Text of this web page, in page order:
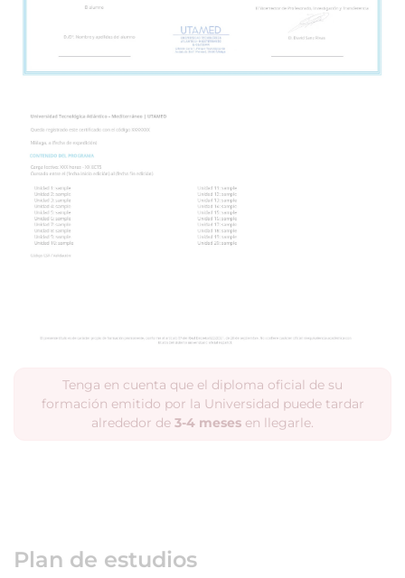
Tenga en cuenta que el diploma oficial de su
formación emitido por la Universidad puede tardar
alrededor de 3-4 meses en llegarle.
Plan de estudios